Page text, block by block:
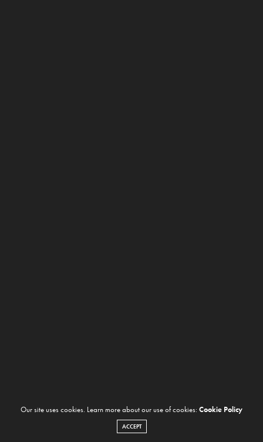
NOTICIAS MARCH 18, 2015
Our site uses cookies. Learn more about our use of cookies: Cookie Policy
ACCEPT